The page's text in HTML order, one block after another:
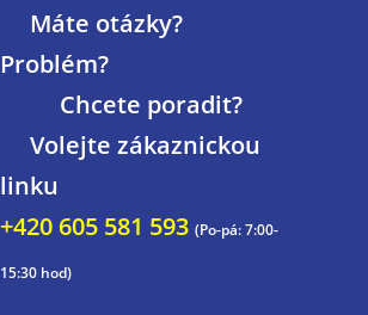
Máte otázky?
Problém?
Chcete poradit?
Volejte zákaznickou
linku
+420 605 581 593 (Po-pá: 7:00-
15:30 hod)